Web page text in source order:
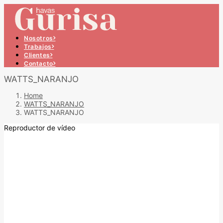
Nosotros
Trabajos
Clientes
Contacto
WATTS_NARANJO
Home
WATTS_NARANJO
WATTS_NARANJO
Reproductor de vídeo